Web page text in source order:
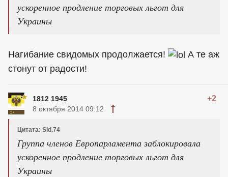
ускоренное продление торговых льгот для
Украины
Нагибание свидомых продолжается!
А те аж
стонут от радости!
1812 1945 +2
8 октября 2014 09:12
Цитата: Sid.74
Группа членов Европарламента заблокировала
ускоренное продление торговых льгот для
Украины